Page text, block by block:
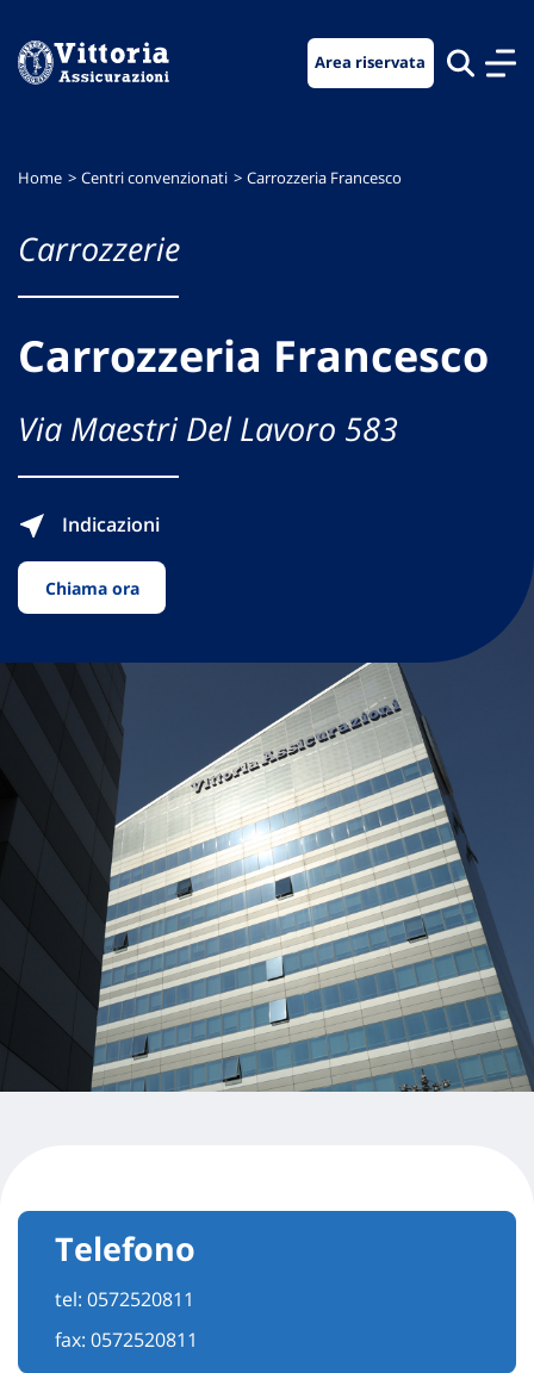
menu
contenuto
footer
Area riservata
Home Centri convenzionati Carrozzeria Francesco
Carrozzerie
Carrozzeria Francesco
Via Maestri Del Lavoro 583
Indicazioni
Chiama ora
Telefono
tel: 0572520811
fax: 0572520811